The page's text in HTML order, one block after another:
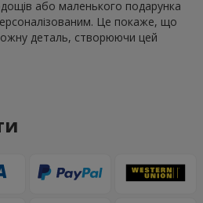
або маленького подарунка
Це покаже, що
деталь, створюючи цей